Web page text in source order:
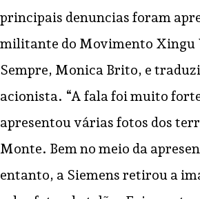
principais denuncias foram
militante do Movimento Xingu
Sempre, Monica Brito, e
acionista. “A fala foi muito
apresentou várias fotos dos
Monte. Bem no meio da
entanto, a Siemens retirou a